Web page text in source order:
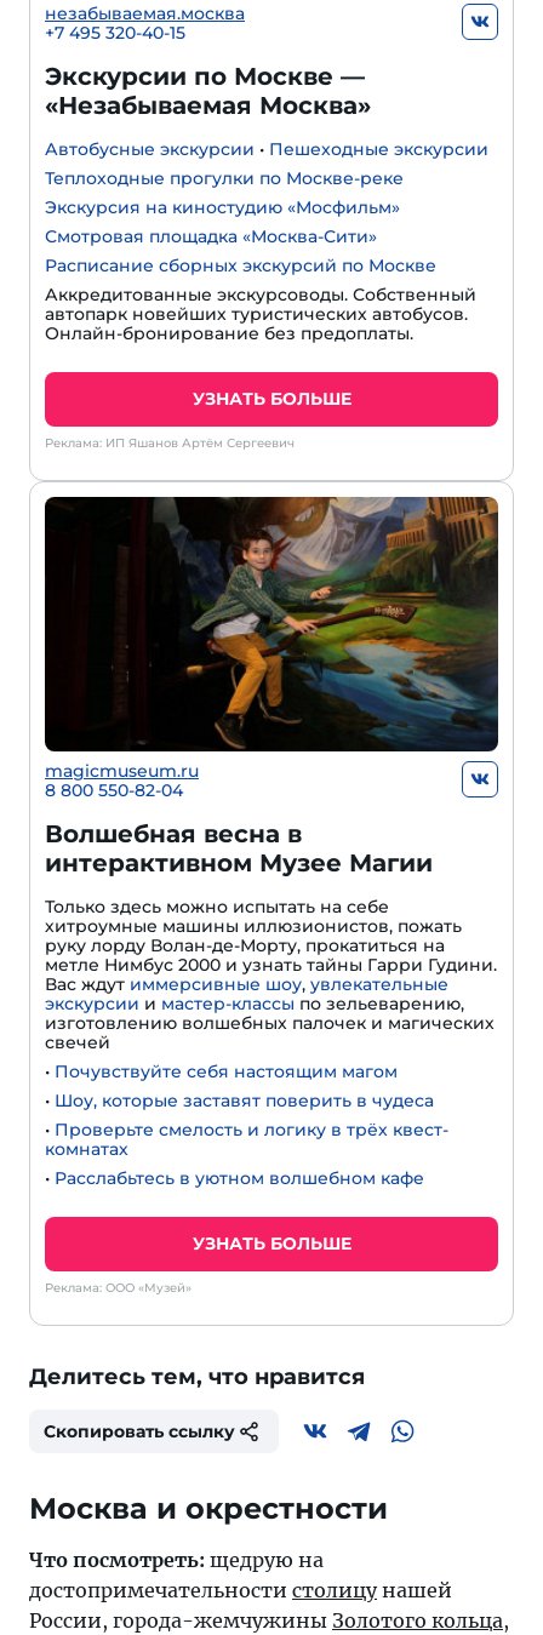
незабываемая.москва
+7 495 320-40-15
Экскурсии по Москве —
«Незабываемая Москва»
Автобусные экскурсии • Пешеходные экскурсии
Теплоходные прогулки по Москве-реке
Экскурсия на киностудию «Мосфильм»
Смотровая площадка «Москва-Сити»
Расписание сборных экскурсий по Москве
Аккредитованные экскурсоводы. Собственный
автопарк новейших туристических автобусов.
Онлайн-бронирование без предоплаты.
УЗНАТЬ БОЛЬШЕ
Реклама: ИП Яшанов Артём Сергеевич
magicmuseum.ru
8 800 550-82-04
Волшебная весна в
интерактивном Музее Магии
Только здесь можно испытать на себе
хитроумные машины иллюзионистов, пожать
руку лорду Волан-де-Морту, прокатиться на
метле Нимбус 2000 и узнать тайны Гарри Гудини.
Вас ждут иммерсивные шоу, увлекательные
экскурсии и мастер-классы по зельеварению,
изготовлению волшебных палочек и магических
свечей
• Почувствуйте себя настоящим магом
• Шоу, которые заставят поверить в чудеса
• Проверьте смелость и логику в трёх квест-
комнатах
• Расслабьтесь в уютном волшебном кафе
УЗНАТЬ БОЛЬШЕ
Реклама: ООО «Музей»
Делитесь тем, что нравится
Скопировать ссылку
Москва и окрестности
Что посмотреть: щедрую на
достопримечательности столицунашей
России, города-жемчужины Золотого кольца,